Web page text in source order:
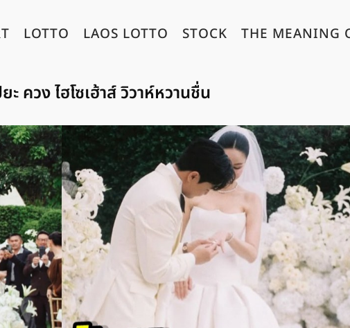
LOTTO LAOS LOTTO STOCK THE MEANING
ควง ไฮโซเฮ้าส์ วิวาห์หวานชื่น